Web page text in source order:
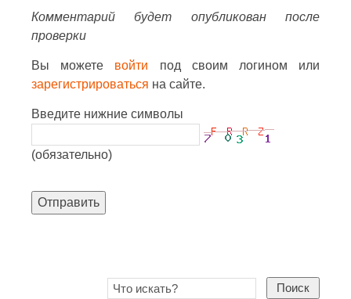
Комментарий будет опубликован после
проверки
Вы можете войти под своим логином или
зарегистрироваться на сайте.
Введите нижние символы
(обязательно)
Отправить
Поиск